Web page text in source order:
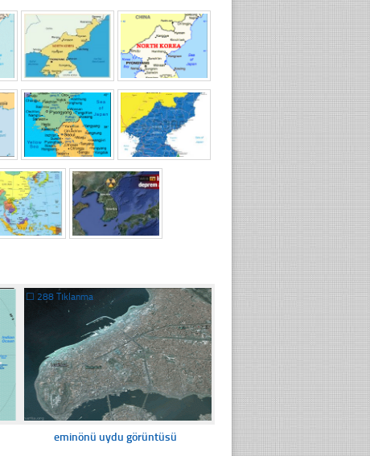
☐ 288 Tıklanma
eminönü uydu görüntüsü